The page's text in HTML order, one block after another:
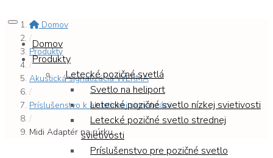
Domov
Produkty
Letecké pozičné svetlá
Svetlo na heliport
Letecké pozičné svetlo nízkej svietivosti
Letecké pozičné svetlo strednej
svietivosti
Príslušenstvo pre pozičné svetlo
Domov
/
Produkty
/
Akustická signalizácia WERMA
/
Príslušenstvo k akustickej signalizácii
/
Midi Adaptér na rúrku...